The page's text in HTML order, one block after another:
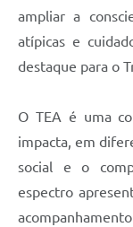
ampliar a
atípicas e
destaque para o
O TEA é uma
impacta, em
social e o
espectro